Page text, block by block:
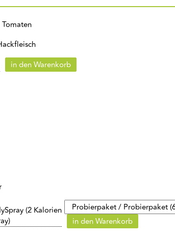
in den Warenkorb
(2 Kalorien
in den Warenkorb